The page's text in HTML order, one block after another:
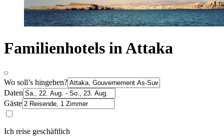
Familienhotels in Attaka
Wo soll’s hingehen?
Daten
Gäste
Ich reise geschäftlich